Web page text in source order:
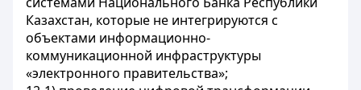
Казахстан, которые не интегрируются с
объектами информационно-
коммуникационной инфраструктуры
«электронного правительства»;